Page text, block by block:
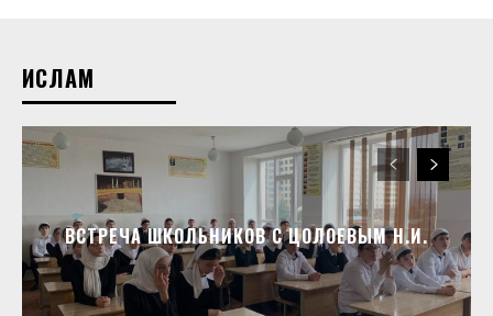
ИСЛАМ
ВСТРЕЧА ШКОЛЬНИКОВ С ЦОЛОЕВЫМ Н.И.